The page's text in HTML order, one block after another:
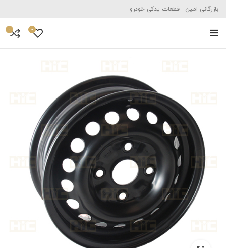
بازرگانی امین - قطعات یدکی خودرو
0
0